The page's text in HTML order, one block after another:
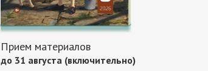
Прием материалов
до 31 августа (включительно)